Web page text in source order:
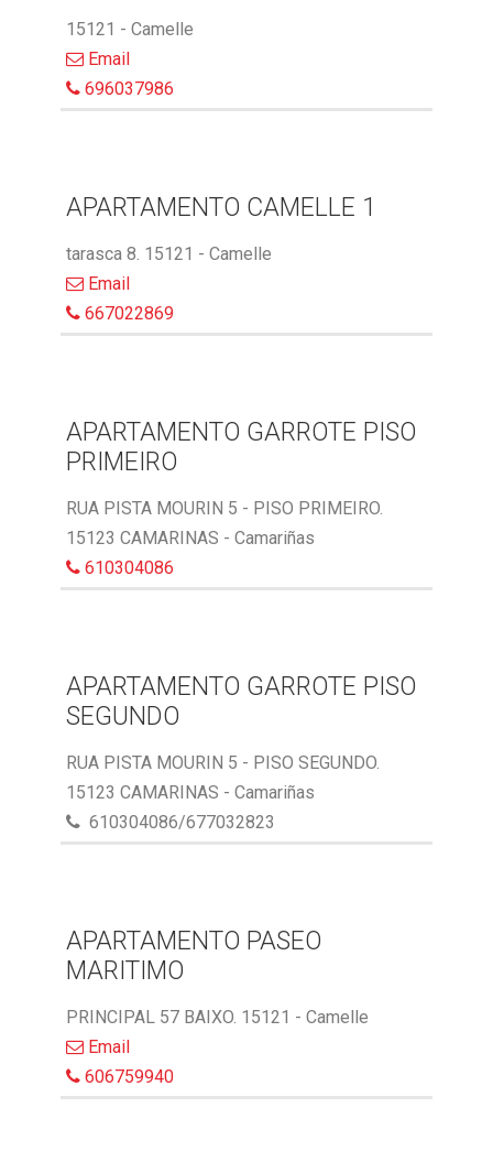
15121 - Camelle
Email
696037986
APARTAMENTO CAMELLE 1
tarasca 8. 15121 - Camelle
Email
667022869
APARTAMENTO GARROTE PISO
PRIMEIRO
RUA PISTA MOURIN 5 - PISO PRIMEIRO.
15123 CAMARINAS - Camariñas
610304086
APARTAMENTO GARROTE PISO
SEGUNDO
RUA PISTA MOURIN 5 - PISO SEGUNDO.
15123 CAMARINAS - Camariñas
610304086/677032823
APARTAMENTO PASEO
MARITIMO
PRINCIPAL 57 BAIXO. 15121 - Camelle
Email
606759940